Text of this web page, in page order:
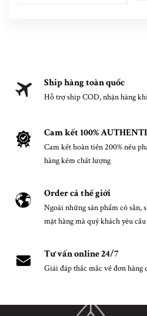
Ship hàng toàn quốc
Hỗ trợ ship COD, nhận hàng
Cam kết 100%
Cam kết hoàn tiền 200% nếu
hàng kém chất lượng
Order cả thế giới
Ngoài những sản phẩm có
mặt hàng mà quý khách yêu cầu
Tư vấn online 24/7
Giải đáp thắc mắc về đơn hàng